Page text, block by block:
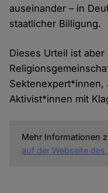
auseinander – in
staatlicher Billigung.
Dieses Urteil ist
Aktivist*innen mit
Mehr Informationen
auf der Webseite des